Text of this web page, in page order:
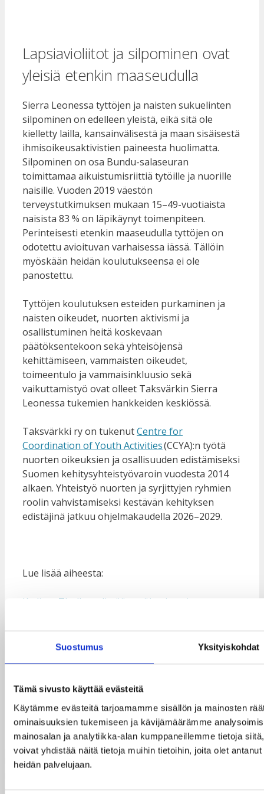
Suostumus Yksityiskohdat
Tämä sivusto käyttää evästeitä
Käytämme evästeitä tarjoamamme sisällön ja mainosten
ominaisuuksien tukemiseen ja kävijämäärämme
mainosalan ja analytiikka-alan kumppaneillemme tietoja
voivat yhdistää näitä tietoja muihin tietoihin, joita olet
heidän palvelujaan.
Lapsiavioliitot ja silpominen ovat
yleisiä etenkin maaseudulla
Sierra Leonessa tyttöjen ja naisten sukuelinten
silpominen on edelleen yleistä, eikä sitä ole
kielletty lailla, kansainvälisestä ja maan sisäisestä
ihmisoikeusaktivistien paineesta huolimatta.
Silpominen on osa Bundu-salaseuran
toimittamaa aikuistumisriittiä tytöille ja nuorille
naisille. Vuoden 2019 väestön
terveystutkimuksen mukaan 15–49-vuotiaista
naisista 83 % on läpikäynyt toimenpiteen.
Perinteisesti etenkin maaseudulla tyttöjen on
odotettu avioituvan varhaisessa iässä. Tällöin
myöskään heidän koulutukseensa ei ole
panostettu.
Tyttöjen koulutuksen esteiden purkaminen ja
naisten oikeudet, nuorten aktivismi ja
osallistuminen heitä koskevaan
päätöksentekoon sekä yhteisöjensä
kehittämiseen, vammaisten oikeudet,
toimeentulo ja vammaisinkluusio sekä
vaikuttamistyö ovat olleet Taksvärkin Sierra
Leonessa tukemien hankkeiden keskiössä.
Taksvärkki ry on tukenutCentre for
Coordination of Youth Activities(CCYA):n työtä
nuorten oikeuksien ja osallisuuden edistämiseksi
Suomen kehitysyhteistyövaroin vuodesta 2014
alkaen. Yhteistyö nuorten ja syrjittyjen ryhmien
roolin vahvistamiseksi kestävän kehityksen
edistäjinä jatkuu ohjelmakaudella 2026–2029.
Lue lisää aiheesta:
Kadiatu Tholley edistää tyttöjen ja naisten
Arviointiraportin tulokset: CCYA:n hanke Sierra
Kuvat nuortenryhmien teatteriesityksistä: Jaakko
Lavonius / Taksvärkki ry